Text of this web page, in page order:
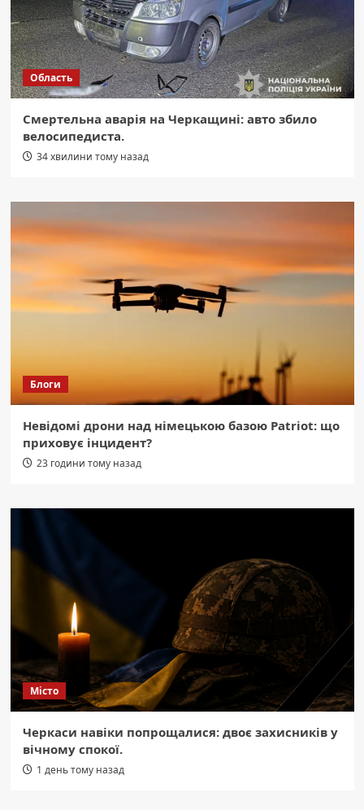
Область
Смертельна аварія на Черкащині: авто збило
велосипедиста.
34 хвилини тому назад
Блоги
Невідомі дрони над німецькою базою Patriot: що
приховує інцидент?
23 години тому назад
Місто
Черкаси навіки попрощалися: двоє захисників у
вічному спокої.
1 день тому назад